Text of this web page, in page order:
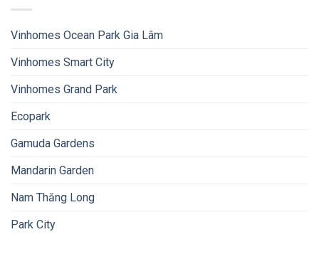
Vinhomes Ocean Park Gia Lâm
Vinhomes Smart City
Vinhomes Grand Park
Ecopark
Gamuda Gardens
Mandarin Garden
Nam Thăng Long
Park City